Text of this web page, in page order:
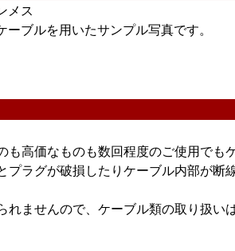
メス
ブルを用いたサンプル写真です。
高価なものも数回程度のご使用でも
ラグが破損したりケーブル内部が断
れませんので、ケーブル類の取り扱い